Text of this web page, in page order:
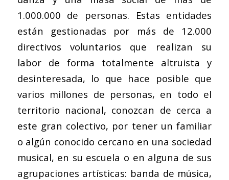
1.000.000 de personas. Estas entidades
están gestionadas por más de 12.000
directivos voluntarios que realizan su
labor de forma totalmente altruista y
desinteresada, lo que hace posible que
varios millones de personas, en todo el
territorio nacional, conozcan de cerca a
este gran colectivo, por tener un familiar
o algún conocido cercano en una sociedad
musical, en su escuela o en alguna de sus
agrupaciones artísticas: banda de música,